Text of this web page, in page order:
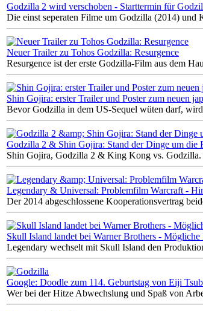
Godzilla 2 wird verschoben - Starttermin für
Die einst seperaten Filme um Godzilla (2014)
Neuer Trailer zu Tohos Godzilla: Resurgence
Resurgence ist der erste Godzilla-Film aus dem
Shin Gojira: erster Trailer und Poster zum neuen
Bevor Godzilla in dem US-Sequel wüten darf,
Godzilla 2 & Shin Gojira: Stand der Dinge um die
Shin Gojira, Godzilla 2 & King Kong vs. Godzilla.
Legendary & Universal: Problemfilm Warcraft -
Der 2014 abgeschlossene Kooperationsvertrag
Skull Island landet bei Warner Brothers -
Legendary wechselt mit Skull Island den
Google: Doodle zum 114. Geburtstag von Eiji
Wer bei der Hitze Abwechslung und Spaß von